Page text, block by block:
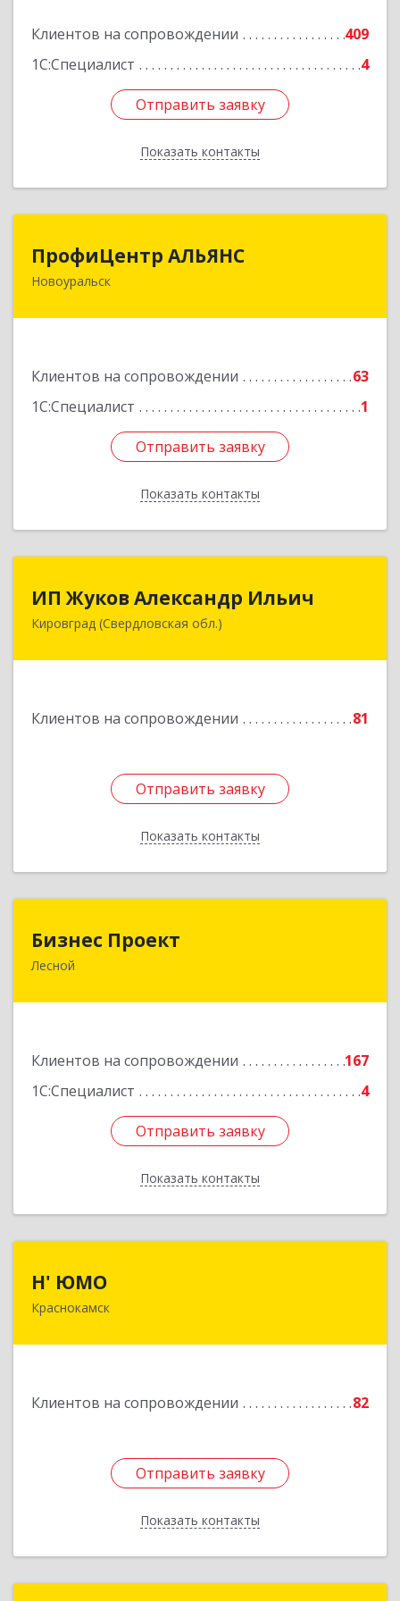
Клиентов на сопровождении
409
1С:Специалист
4
Отправить заявку
Показать контакты
Отправить заявку
Назад
ПрофиЦентр АЛЬЯНС
Новоуральск
Клиентов на сопровождении
63
1С:Специалист
1
Отправить заявку
Показать контакты
624133, Свердловская обл, Новоуральск г, Льва
Отправить заявку
Назад
ИП Жуков Александр Ильич
Кировград (Свердловская обл.)
Клиентов на сопровождении 81
Отправить заявку
Показать контакты
624140, Свердловская обл, Кировград г,
Отправить заявку
Назад
Бизнес Проект
Лесной
Клиентов на сопровождении
167
1С:Специалист
4
Отправить заявку
Показать контакты
624200, Свердловская обл, Лесной г, Сиротина
Отправить заявку
Назад
Н' ЮМО
Краснокамск
Клиентов на сопровождении 82
Отправить заявку
Показать контакты
617060, Пермский край, Краснокамский р-н,
Подробнее
Отправить заявку
Назад